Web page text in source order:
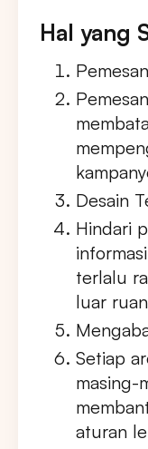
Hal yang
Desain
Hindari
terlalu
luar
Setiap
masing-
aturan